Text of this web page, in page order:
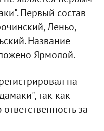
Первый состав
Леньо,
Название
Ярмолой.
на
так как
за